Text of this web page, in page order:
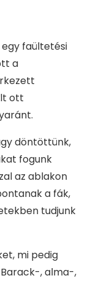
faültetési
a
ott
döntöttünk,
fogunk
az ablakon
a fák,
tudjunk
mi pedig
, alma-,